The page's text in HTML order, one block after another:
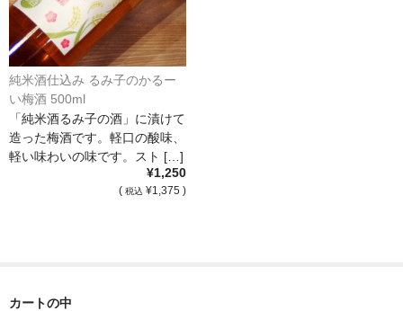
Italia/ｲｱﾀﾘｱ
Abruzzo/ｱﾌﾞﾙｯﾂｫ州
Fabulas（ﾌｧﾋﾞｭﾗｽ）
United States of America / ｱﾒﾘｶ合衆国
Broc Cellars（ﾌﾞﾛｯｸ・ｾﾗｰｽﾞ）
たまり
純米酒仕込み るみ子のかるー
い梅酒 500ml
「純米酒るみ子の酒」に漬けて
造った梅酒です。軽口の酸味、
軽い味わいの味です。スト […]
¥1,250
( 税込 ¥1,375 )
カートの中